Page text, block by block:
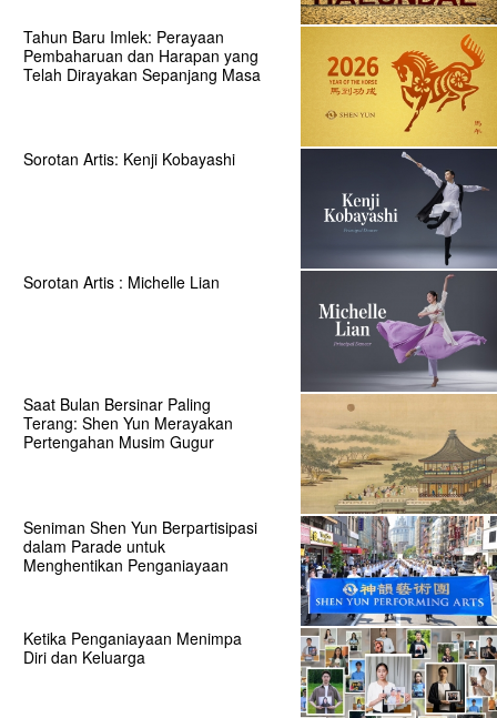
Tahun Baru Imlek: Perayaan
Pembaharuan dan Harapan yang
Telah Dirayakan Sepanjang Masa
Sorotan Artis: Kenji Kobayashi
Sorotan Artis : Michelle Lian
Saat Bulan Bersinar Paling
Terang: Shen Yun Merayakan
Pertengahan Musim Gugur
Seniman Shen Yun Berpartisipasi
dalam Parade untuk
Menghentikan Penganiayaan
Ketika Penganiayaan Menimpa
Diri dan Keluarga